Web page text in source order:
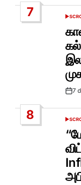
7
Post7
8
IN